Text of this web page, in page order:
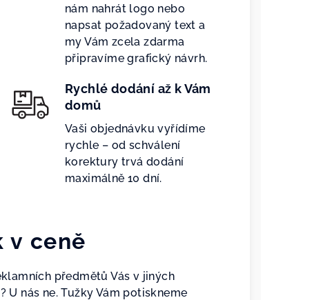
nám nahrát logo nebo
napsat požadovaný text a
my Vám zcela zdarma
připravíme grafický návrh.
Rychlé dodání až k Vám
domů
Vaši objednávku vyřídíme
rychle – od schválení
korektury trvá dodání
maximálně 10 dní.
v ceně
předmětů Vás v jiných
nás ne. Tužky Vám potiskneme